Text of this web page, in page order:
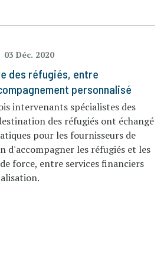
03 Déc. 2020
des réfugiés, entre
personnalisé
intervenants spécialistes des
des réfugiés ont échangé
pour les fournisseurs de
d'accompagner les réfugiés et les
force, entre services financiers